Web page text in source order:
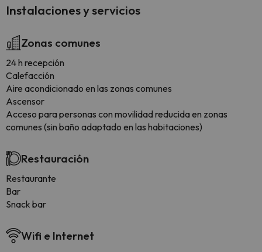
Instalaciones y servicios
Zonas comunes
24 h recepción
Calefacción
Aire acondicionado en las zonas comunes
Ascensor
Acceso para personas con movilidad reducida en zonas
comunes (sin baño adaptado en las habitaciones)
Restauración
Restaurante
Bar
Snack bar
Wifi e Internet